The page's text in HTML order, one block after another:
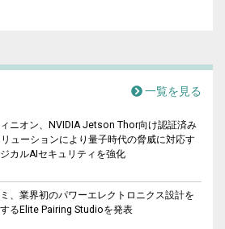
一覧を見る
ニオン、NVIDIA Jetson Thor向け認証済み
ューションにより量子時代の脅威に対応す
カルAIセキュリティを強化
、業界初のパワーエレクトロニクス設計を
るElite Pairing Studioを発表